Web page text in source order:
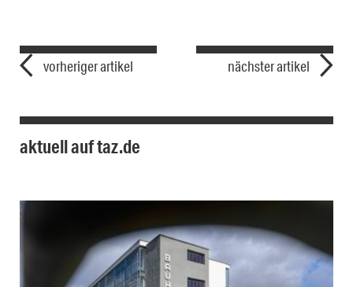
vorheriger artikel nächster artikel
aktuell auf taz.de